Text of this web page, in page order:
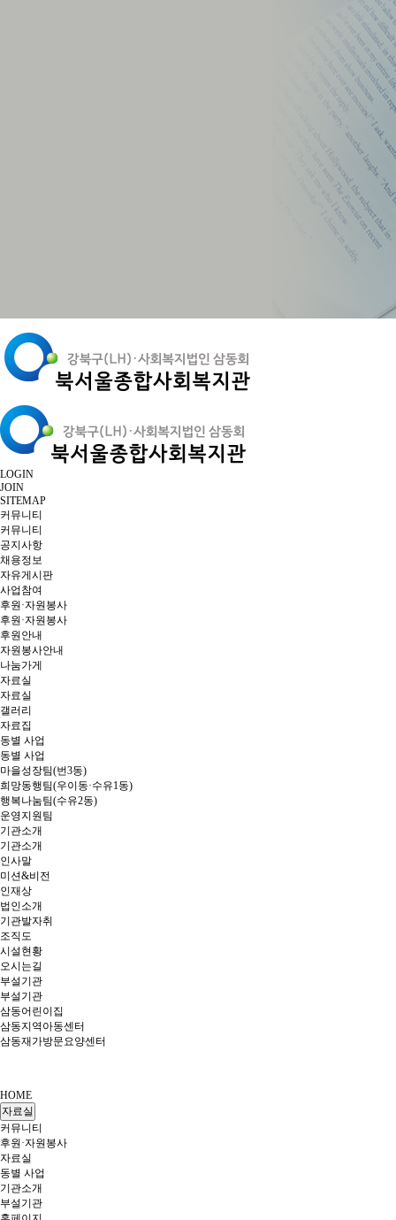
LOGIN
JOIN
SITEMAP
커뮤니티
커뮤니티
공지사항
채용정보
자유게시판
사업참여
후원·자원봉사
후원·자원봉사
후원안내
자원봉사안내
나눔가게
자료실
자료실
갤러리
자료집
동별 사업
동별 사업
마을성장팀(번3동)
희망동행팀(우이동·수유1동)
행복나눔팀(수유2동)
운영지원팀
기관소개
기관소개
인사말
미션&비전
인재상
법인소개
기관발자취
조직도
시설현황
오시는길
부설기관
부설기관
삼동어린이집
삼동지역아동센터
삼동재가방문요양센터
HOME
자료실
커뮤니티
후원·자원봉사
자료실
동별 사업
기관소개
부설기관